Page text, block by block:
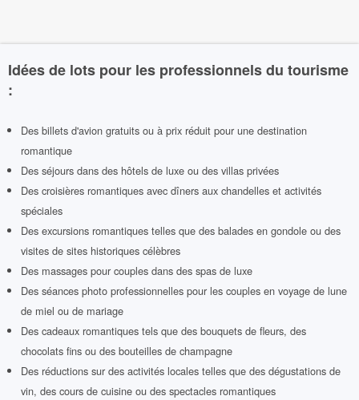
Idées de lots pour les professionnels du tourisme
:
Des billets d'avion gratuits ou à prix réduit pour une destination
romantique
Des séjours dans des hôtels de luxe ou des villas privées
Des croisières romantiques avec dîners aux chandelles et activités
spéciales
Des excursions romantiques telles que des balades en gondole ou des
visites de sites historiques célèbres
Des massages pour couples dans des spas de luxe
Des séances photo professionnelles pour les couples en voyage de lune
de miel ou de mariage
Des cadeaux romantiques tels que des bouquets de fleurs, des
chocolats fins ou des bouteilles de champagne
Des réductions sur des activités locales telles que des dégustations de
vin, des cours de cuisine ou des spectacles romantiques